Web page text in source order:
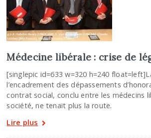
Médecine libérale : crise de
[singlepic id=633 w=320 h=240
l’encadrement des dépassements
contrat social, conclu entre les médecins
société, ne tenait plus la route.
Lire plus